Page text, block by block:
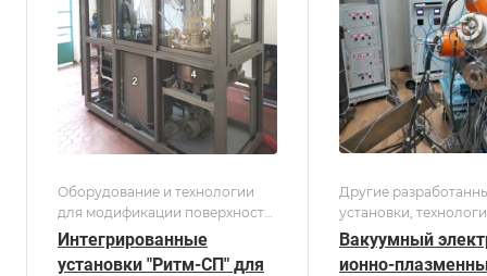
Оборудование и технологии
для модификации поверхности
материалов и нанесения
функциональных покрытий
Интегрированные
установки "Ритм-СП" для
Другие
установки,
устройства
Вакуумный
ионно-